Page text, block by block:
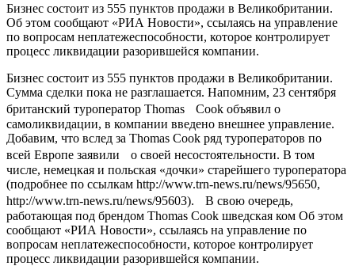
Бизнес состоит из 555 пунктов продажи в Великобритании.
Об этом сообщают «РИА Новости», ссылаясь на управление
по вопросам неплатежеспособности, которое контролирует
процесс ликвидации разорившейся компании.
Бизнес состоит из 555 пунктов продажи в Великобритании.
Сумма сделки пока не разглашается. Напомним, 23 сентября
британский туроператор Thomas Cook объявил о
самоликвидации, в компании введено внешнее управление.
Добавим, что вслед за Thomas Cook ряд туроператоров по
всей Европе заявили о своей несостоятельности. В том
числе, немецкая и польская «дочки» старейшего туроператора
(подробнее по ссылкам http://www.trn-news.ru/news/95650,
http://www.trn-news.ru/news/95603). В свою очередь,
работающая под брендом Thomas Cook шведская ком Об этом
сообщают «РИА Новости», ссылаясь на управление по
вопросам неплатежеспособности, которое контролирует
процесс ликвидации разорившейся компании.